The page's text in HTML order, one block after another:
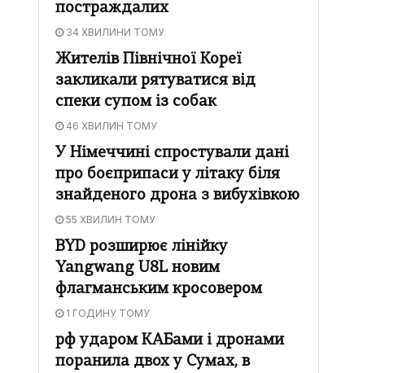
постраждалих
34 ХВИЛИНИ ТОМУ
Жителів Північної Кореї
закликали рятуватися від
спеки супом із собак
46 ХВИЛИН ТОМУ
У Німеччині спростували дані
про боєприпаси у літаку біля
знайденого дрона з вибухівкою
55 ХВИЛИН ТОМУ
BYD розширює лінійку
Yangwang U8L новим
флагманським кросовером
1 ГОДИНУ ТОМУ
рф ударом КАБами і дронами
поранила двох у Сумах, в